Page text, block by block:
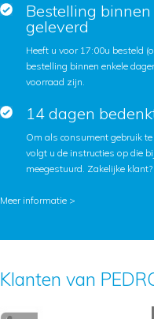
Bestelling
geleverd
Heeft u voor 17:00u besteld
bestelling binnen enkele
voorraad zijn.
14 dagen
Om als consument gebruik
volgt u de instructies op die
meegestuurd. Zakelijke klant?
Meer informatie >
Klanten van